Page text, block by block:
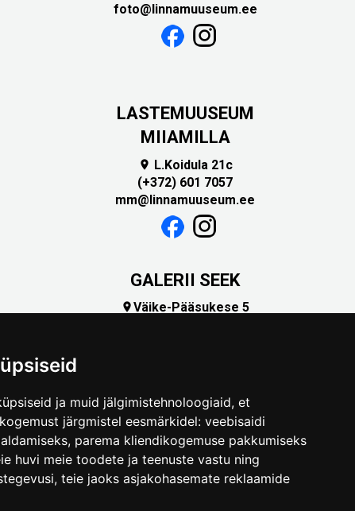
ja muid jälgimistehnoloogiaid, et
järgmistel eesmärkidel: veebisaidi
, parema kliendikogemuse pakkumiseks
huvi meie toodete ja teenuste vastu ning
, teie jaoks asjakohasemate reklaamide
foto@linnamuuseum.ee
LASTEMUUSEUM
MIIAMILLA
 L.Koidula 21c
(+372) 601 7057
mm@linnamuuseum.ee
GALERII SEEK
Väike-Pääsukese 5